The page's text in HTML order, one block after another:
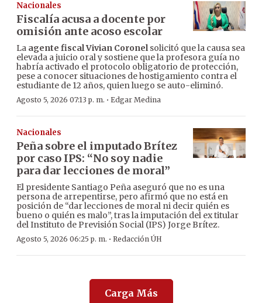
Nacionales
Fiscalía acusa a docente por
omisión ante acoso escolar
La agente fiscal Vivian Coronelsolicitó que la causa sea
elevada a juicio oral y sostiene que la profesora guía no
habría activado el protocolo obligatorio de protección,
pese a conocer situaciones de hostigamiento contra el
estudiante de 12 años, quien luego se auto-eliminó.
Agosto 5, 2026 07:13 p. m. · Edgar Medina
Nacionales
Peña sobre el imputado Brítez
por caso IPS: “No soy nadie
para dar lecciones de moral”
El presidente Santiago Peña aseguró que no es una
persona de arrepentirse, pero afirmó que no está en
posición de “dar lecciones de moral ni decir quién es
bueno o quién es malo”, tras la imputación del ex titular
del Instituto de Previsión Social (IPS) Jorge Brítez.
Agosto 5, 2026 06:25 p. m. · Redacción ÚH
Carga Más